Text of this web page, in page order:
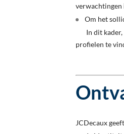
verwachtingen
Om het
In dit kader,
profielen te
JCDecaux